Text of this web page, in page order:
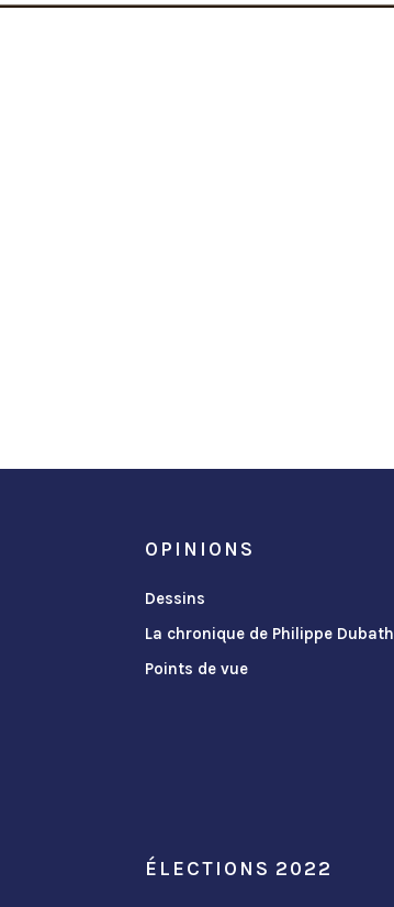
OPINIONS
Dessins
La chronique de Philippe Dubath
Points de vue
ÉLECTIONS 2022